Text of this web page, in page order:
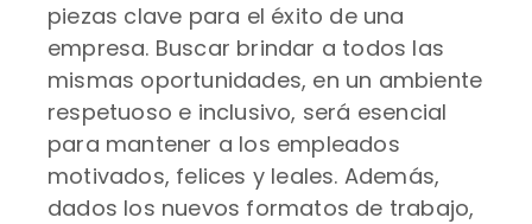
piezas clave para el éxito de una
empresa. Buscar brindar a todos las
mismas oportunidades, en un ambiente
respetuoso e inclusivo, será esencial
para mantener a los empleados
motivados, felices y leales. Además,
dados los nuevos formatos de trabajo,